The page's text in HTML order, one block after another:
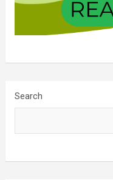
Search